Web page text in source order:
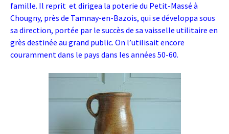
famille. Il reprit et dirigea la poterie du Petit-Massé à
Chougny, près de Tamnay-en-Bazois, qui se développa sous
sa direction, portée par le succès de sa vaisselle utilitaire en
grès destinée au grand public. On l’utilisait encore
couramment dans le pays dans les années 50-60.